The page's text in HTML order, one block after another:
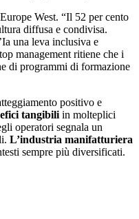
West. “Il 52 per cento
diffusa e condivisa.
una leva inclusiva e
management ritiene che i
di programmi di formazione
positivo e
tangibili in molteplici
operatori segnala un
L’industria manifatturiera
sempre più diversificati.